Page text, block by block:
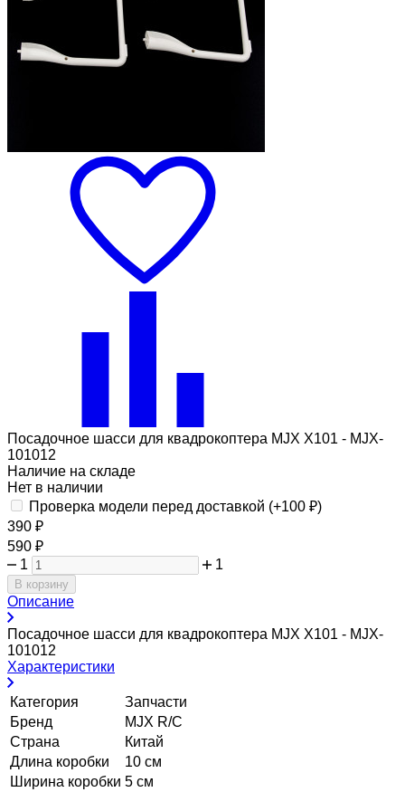
Посадочное шасси для квадрокоптера MJX X101 - MJX-
101012
Наличие на складе
Нет в наличии
Проверка модели перед доставкой (+100 ₽)
390 ₽
590 ₽
1
1
В корзину
Описание
Посадочное шасси для квадрокоптера MJX X101 - MJX-
101012
Характеристики
Категория
Запчасти
Бренд
MJX R/C
Страна
Китай
Длина коробки
10 см
Ширина коробки 5 см